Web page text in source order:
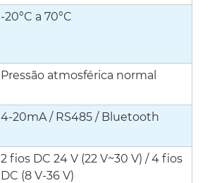
-20°C a 70°C
Pressão atmosférica normal
4-20mA / RS485 / Bluetooth
2 fios DC 24 V (22 V~30 V) / 4 fios
DC (8 V-36 V)